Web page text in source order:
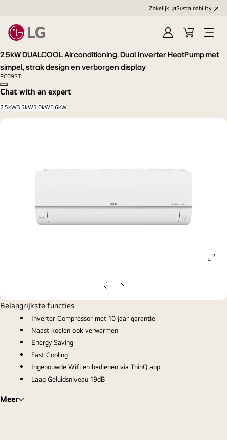
Zakelijk Sustainability
Aanmelden Open
2.5kW DUALCOOL Airconditioning. Dual Inverter HeatPump met
simpel, strak design en verborgen display
PC09ST
Copy model name
Chat with an expert
2.5kW3.5kW5.0kW6.6kW
Vorige
dia
Volgende
dia
Belangrijkste functies
Inverter Compressor met 10 jaar garantie
Naast koelen ook verwarmen
Energy Saving
Fast Cooling
Ingebouwde Wifi en bedienen via ThinQ app
Laag Geluidsniveau 19dB
Meer